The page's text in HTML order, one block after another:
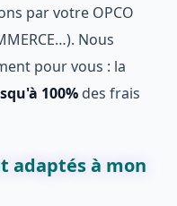
par votre OPCO
Nous
pour vous : la
100% des frais
adaptés à mon